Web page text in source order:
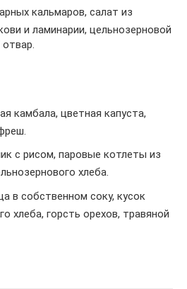
кальмаров, салат из
и ламинарии, цельнозерновой
камбала, цветная капуста,
с рисом, паровые котлеты из
хлеба.
в собственном соку, кусок
хлеба, горсть орехов, травяной